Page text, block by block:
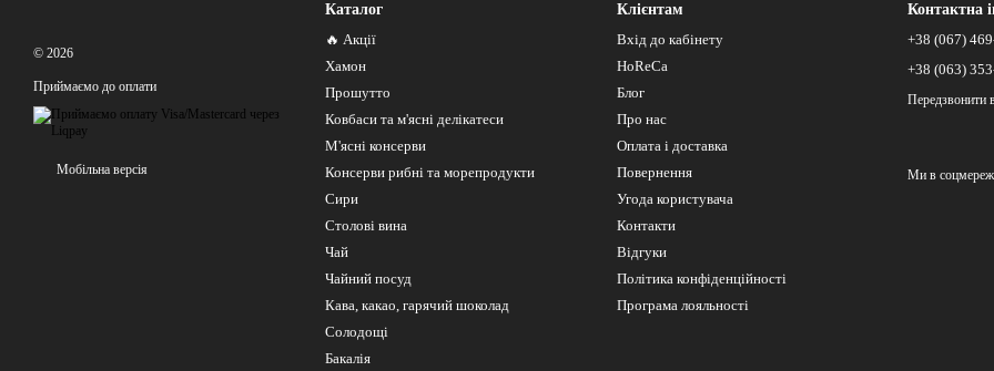
© 2026
Приймаємо до оплати
Мобільна версія
Каталог
🔥 Акції
Хамон
Прошутто
Ковбаси та м'ясні делікатеси
М'ясні консерви
Консерви рибні та морепродукти
Сири
Столові вина
Чай
Чайний посуд
Кава, какао, гарячий шоколад
Солодощі
Бакалія
Клієнтам
Вхід до кабінету
HoReCa
Блог
Про нас
Оплата і доставка
Повернення
Угода користувача
Контакти
Відгуки
Політика конфіденційності
Програма лояльності
Контактна
+38 (067)
+38 (063)
Передзвонити
Ми в